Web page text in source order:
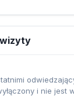
i nie jest